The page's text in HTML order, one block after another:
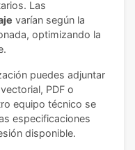
Las
varían según la
optimizando la
puedes adjuntar
PDF o
equipo técnico se
especificaciones
disponible.